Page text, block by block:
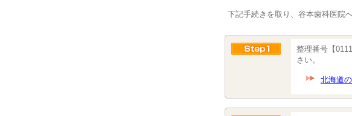
下記手続きを取り、谷本歯科医院
整理番号【
さい。
北海道